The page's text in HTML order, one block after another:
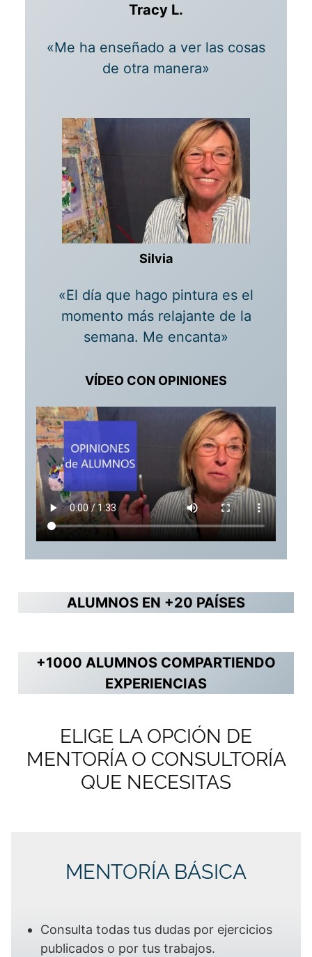
Tracy L.
«Me ha enseñado a ver las cosas
de otra manera»
Silvia
«El día que hago pintura es el
momento más relajante de la
semana. Me encanta»
VÍDEO CON OPINIONES
ALUMNOS EN +20 PAÍSES
+1000 ALUMNOS COMPARTIENDO
EXPERIENCIAS
ELIGE LA OPCIÓN DE
MENTORÍA O CONSULTORÍA
QUE NECESITAS
MENTORÍA BÁSICA
Consulta todas tus dudas por ejercicios
publicados o por tus trabajos.